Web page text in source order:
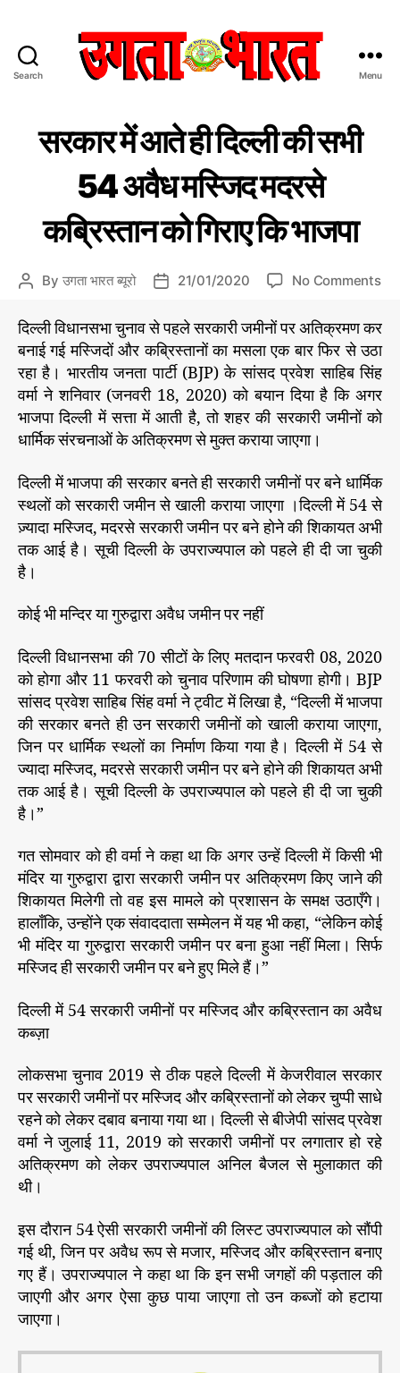
Search
ता
भा
र
त
:
हिं
दी
मा
र
प
त्र
Menu
e
सरकार में आते ही दिल्ली की सभी
54 अवैध मस्जिद मदरसे
कब्रिस्तान को गिराए कि भाजपा
P
s
t
a
u
t
h
o
By उगता भारत ब्यूरो
P
s
t
d
a
t
e
21/01/2020 No Commentso
र
का
र
में
आ
दि
ल्ली
की
स
भी
ध
म
द
म
द
र
से
स्ता
न
को
गि
रा
ए
ज
दिल्ली विधानसभा चुनाव से पहले सरकारी जमीनों पर अतिक्रमण कर
बनाई गई मस्जिदों और कब्रिस्तानों का मसला एक बार फिर से उठा
रहा है। भारतीय जनता पार्टी (BJP) के सांसद प्रवेश साहिब सिंह
वर्मा ने शनिवार (जनवरी 18, 2020) को बयान दिया है कि अगर
भाजपा दिल्ली में सत्ता में आती है, तो शहर की सरकारी जमीनों को
धार्मिक संरचनाओं के अतिक्रमण से मुक्त कराया जाएगा।
दिल्ली में भाजपा की सरकार बनते ही सरकारी जमीनों पर बने धार्मिक
स्थलों को सरकारी जमीन से खाली कराया जाएगा ।दिल्ली में 54 से
ज़्यादा मस्जिद, मदरसे सरकारी जमीन पर बने होने की शिकायत अभी
तक आई है। सूची दिल्ली के उपराज्यपाल को पहले ही दी जा चुकी
है।
कोई भी मन्दिर या गुरुद्वारा अवैध जमीन पर नहीं
दिल्ली विधानसभा की 70 सीटों के लिए मतदान फरवरी 08, 2020
को होगा और 11 फरवरी को चुनाव परिणाम की घोषणा होगी। BJP
सांसद प्रवेश साहिब सिंह वर्मा ने ट्वीट में लिखा है, “दिल्ली में भाजपा
की सरकार बनते ही उन सरकारी जमीनों को खाली कराया जाएगा,
जिन पर धार्मिक स्थलों का निर्माण किया गया है। दिल्ली में 54 से
ज्यादा मस्जिद, मदरसे सरकारी जमीन पर बने होने की शिकायत अभी
तक आई है। सूची दिल्ली के उपराज्यपाल को पहले ही दी जा चुकी
है।”
गत सोमवार को ही वर्मा ने कहा था कि अगर उन्हें दिल्ली में किसी भी
मंदिर या गुरुद्वारा द्वारा सरकारी जमीन पर अतिक्रमण किए जाने की
शिकायत मिलेगी तो वह इस मामले को प्रशासन के समक्ष उठाएँगे।
हालाँकि, उन्होंने एक संवाददाता सम्मेलन में यह भी कहा, “लेकिन कोई
भी मंदिर या गुरुद्वारा सरकारी जमीन पर बना हुआ नहीं मिला। सिर्फ
मस्जिद ही सरकारी जमीन पर बने हुए मिले हैं।”
दिल्ली में 54 सरकारी जमीनों पर मस्जिद और कब्रिस्तान का अवैध
कब्ज़ा
लोकसभा चुनाव 2019 से ठीक पहले दिल्ली में केजरीवाल सरकार
पर सरकारी जमीनों पर मस्जिद और कब्रिस्तानों को लेकर चुप्पी साधे
रहने को लेकर दबाव बनाया गया था। दिल्ली से बीजेपी सांसद प्रवेश
वर्मा ने जुलाई 11, 2019 को सरकारी जमीनों पर लगातार हो रहे
अतिक्रमण को लेकर उपराज्यपाल अनिल बैजल से मुलाकात की
थी।
इस दौरान 54 ऐसी सरकारी जमीनों की लिस्ट उपराज्यपाल को सौंपी
गई थी, जिन पर अवैध रूप से मजार, मस्जिद और कब्रिस्तान बनाए
गए हैं। उपराज्यपाल ने कहा था कि इन सभी जगहों की पड़ताल की
जाएगी और अगर ऐसा कुछ पाया जाएगा तो उन कब्जों को हटाया
जाएगा।